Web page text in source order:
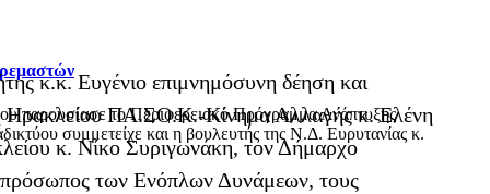
παρουσίασε το Περιφερειακό Πρόγραμμα Ανάπτυξης
συμμετείχε και η βουλευτής της Ν.Δ. Ευρυτανίας κ.
κ.κ. Ευγένιο επιμνημόσυνη δέηση και
Ηρακλείου ΠΑ.ΣΟ.Κ.-Κίνημα Αλλαγής κ. Ελένη
κ. Νίκο Συριγωνάκη, τον Δήμαρχο
των Ενόπλων Δυνάμεων, τους